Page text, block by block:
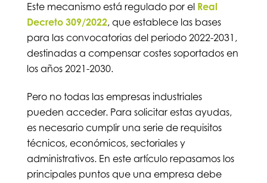
Este mecanismo está regulado por el Real
Decreto 309/2022, que establece las bases
para las convocatorias del periodo 2022-2031,
destinadas a compensar costes soportados en
los años 2021-2030.
Pero no todas las empresas industriales
pueden acceder. Para solicitar estas ayudas,
es necesario cumplir una serie de requisitos
técnicos, económicos, sectoriales y
administrativos. En este artículo repasamos los
principales puntos que una empresa debe